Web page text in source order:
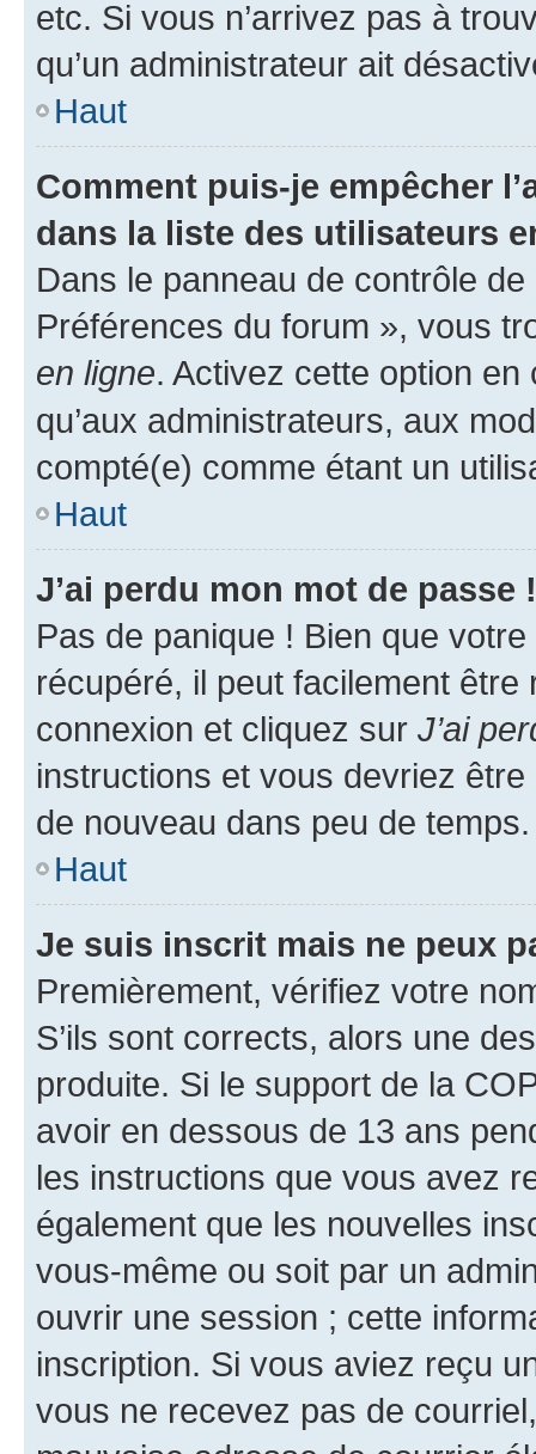
etc. Si vous n’arrivez pas à
qu’un administrateur ait
Haut
Comment puis-je empêcher
dans la liste des utilisateurs
Dans le panneau de contrôle
Préférences du forum », vous
en ligne. Activez cette option
qu’aux administrateurs, aux
compté(e) comme étant un
Haut
J’ai perdu mon mot de passe !
Pas de panique ! Bien que
récupéré, il peut facilement
connexion et cliquez sur J’ai
instructions et vous devriez
de nouveau dans peu de temps.
Haut
Je suis inscrit mais ne peux
Premièrement, vérifiez votre
S’ils sont corrects, alors une
produite. Si le support de la
avoir en dessous de 13 ans
les instructions que vous avez
également que les nouvelles
vous-même ou soit par un
ouvrir une session ; cette
inscription. Si vous aviez reçu
vous ne recevez pas de